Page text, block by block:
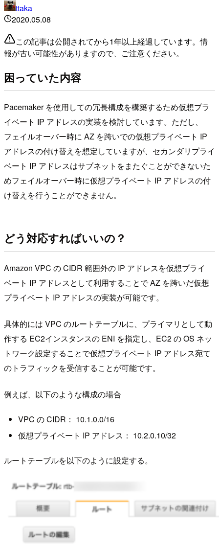
ttaka
2020.05.08
この記事は公開されてから1年以上経過しています。情
報が古い可能性がありますので、ご注意ください。
困っていた内容
Pacemaker を使用しての冗長構成を構築するため仮想プラ
イベート IP アドレスの実装を検討しています。ただし、
フェイルオーバー時に AZ を跨いでの仮想プライベート IP
アドレスの付け替えを想定していますが、セカンダリプライ
ベート IP アドレスはサブネットをまたぐことができないた
めフェイルオーバー時に仮想プライベート IP アドレスの付
け替えを行うことができません。
どう対応すればいいの？
Amazon VPC の CIDR 範囲外の IP アドレスを仮想プライ
ベート IP アドレスとして利用することで AZ を跨いだ仮想
プライベート IP アドレスの実装が可能です。
具体的には VPC のルートテーブルに、プライマリとして動
作する EC2インスタンスの ENI を指定し、EC2 の OS ネッ
トワーク設定することで仮想プライベート IP アドレス宛て
のトラフィックを受信することが可能です。
例えば、以下のような構成の場合
VPC の CIDR： 10.1.0.0/16
仮想プライベート IP アドレス： 10.2.0.10/32
ルートテーブルを以下のように設定する。